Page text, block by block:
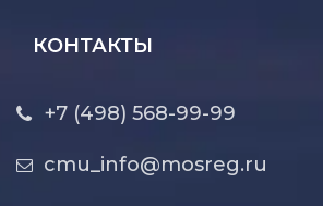
КОНТАКТЫ
+7 (498) 568-99-99
cmu_info@mosreg.ru